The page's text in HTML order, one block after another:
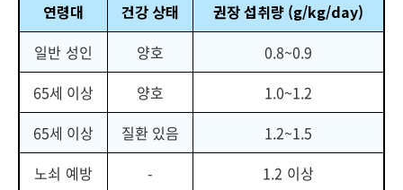
연령대 건강 상태
권장 섭취량 (g/kg/day)
일반 성인
양호
0.8~0.9
65세 이상
양호
1.0~1.2
65세 이상
질환 있음
1.2~1.5
노쇠 예방
- 1.2 이상